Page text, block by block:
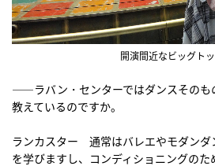
開演間近なビッグト
――ラバン・センターではダンスそのも
教えているのですか。
ランカスター 通常はバレエやモダンダ
を学びますし、コンディショニングのた